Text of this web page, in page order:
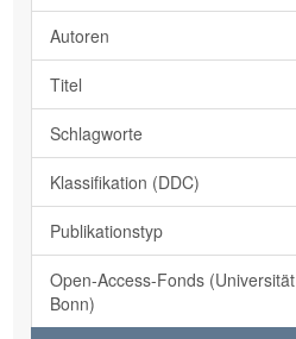
Autoren
Titel
Schlagworte
Klassifikation (DDC)
Publikationstyp
Open-Access-Fonds (Universität
Bonn)